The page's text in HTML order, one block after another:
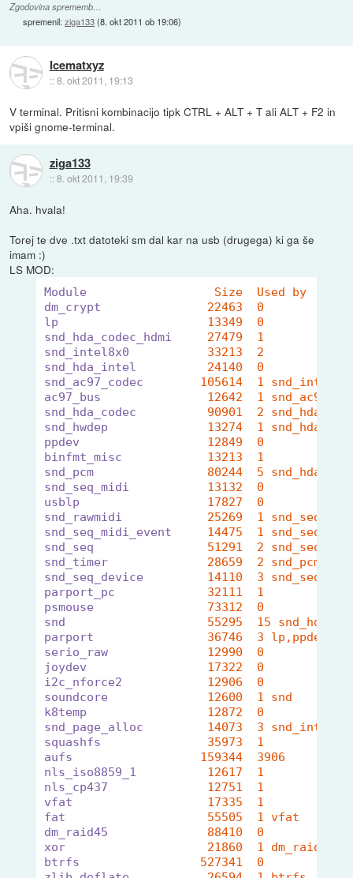
Zgodovina sprememb…
spremenil:ziga133(8. okt 2011 ob 19:06)
Icematxyz
::8. okt 2011, 19:13
V terminal. Pritisni kombinacijo tipk CTRL + ALT + T ali ALT + F2 in
vpiši gnome-terminal.
ziga133
::8. okt 2011, 19:39
Aha. hvala!
Torej te dve .txt datoteki sm dal kar na usb (drugega) ki ga še
imam :)
LS MOD:
Module
Size  Used by
dm_crypt
22463  0
lp
13349  0
snd_hda_codec_hdmi
27479  1
snd_intel8x0
33213  2
snd_hda_intel
24140  0
snd_ac97_codec
105614  1
ac97_bus
12642  1
snd_hda_codec
90901  2
snd_hwdep
13274  1
ppdev
12849  0
binfmt_misc
13213  1
snd_pcm
80244  5
snd_seq_midi
13132  0
usblp
17827  0
snd_rawmidi
25269  1
snd_seq_midi_event
14475  1
snd_seq
51291  2
snd_timer
28659  2
snd_seq_device
14110  3
parport_pc
32111  1
psmouse
73312  0
snd
55295  15
parport
36746  3
serio_raw
12990  0
joydev
17322  0
i2c_nforce2
12906  0
soundcore
12600  1 snd
k8temp
12872  0
snd_page_alloc
14073  3
squashfs
35973  1
aufs
159344  3906
nls_iso8859_1
12617  1
nls_cp437
12751  1
vfat
17335  1
fat
55505  1 vfat
dm_raid45
88410  0
xor
21860  1 dm_raid45
btrfs
527341  0